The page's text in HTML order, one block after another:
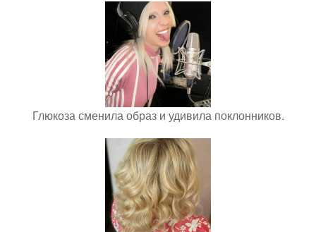
Глюкоза сменила образ и удивила поклонников.